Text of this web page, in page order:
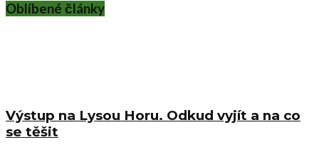
Oblíbené články
Výstup na Lysou Horu. Odkud vyjít a na co
se těšit